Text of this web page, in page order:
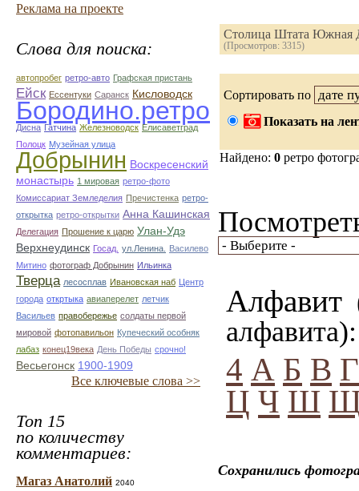
Реклама на проекте
Слова для поиска:
автопробег ретро-авто Графская пристань
Ейск Ессентуки Саранск Кисловодск
Бородино.ретро
Дисна Гатчина Железноводск Елисаветград
Полоцк Музейная улица
Добрынин Воскресенский
монастырь 1 мировая ретро-фото
Комиссариат Земледелия Пречистенка ретро-
открытка ретро-открытки Анна Кашинская
Делегация Прошение к царю Улан-Удэ
Верхнеудинск Госад. ул.Ленина.
Василево
Митино фотограф Добрынин Ильинка
Тверца лесосплав Ивановская наб Центр
города откртыка авиаперелет летчик
Васильев правобережье солдаты первой
мировой фотопавильон Купеческий особняк
лабаз конец19века День Победы срочно!
Весьегонск 1900-1909
Все ключевые слова >>
Топ 15
по количеству
комментариев:
Магаз Анатолий 2040
Столица Штата Южная
(Просмотров: 3315)
Сортировать по
Показать на
Найдено: 0 ретро
Алфавит
алфавита):
4 А Б В Г
Ц Ч Ш
Сохранились